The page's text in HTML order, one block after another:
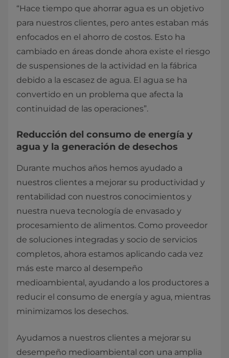
“Hace tiempo que ahorrar agua es un objetivo
para nuestros clientes, pero antes estaban más
enfocados en el ahorro de costos. Esto ha
cambiado en áreas donde ahora existe el riesgo
de suspensiones de la actividad en la fábrica
debido a la escasez de agua. El agua se ha
convertido en un problema que afecta la
continuidad de las operaciones”.
Reducción del consumo de energía y
agua y la generación de desechos
Durante muchos años hemos ayudado a
nuestros clientes a mejorar su productividad y
rentabilidad con nuestros conocimientos y
nuestra nueva tecnología de envasado y
procesamiento de alimentos. Como proveedor
de soluciones integradas y socio de servicios
completos, ahora estamos aplicando cada vez
más este marco al desempeño
medioambiental, ayudando a los productores a
reducir el consumo de energía y agua, mientras
minimizamos los desechos.
Ayudamos a nuestros clientes a mejorar su
desempeño medioambiental con una amplia